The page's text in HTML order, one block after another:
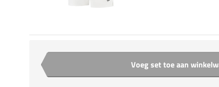
Aantal Voeg set toe aan